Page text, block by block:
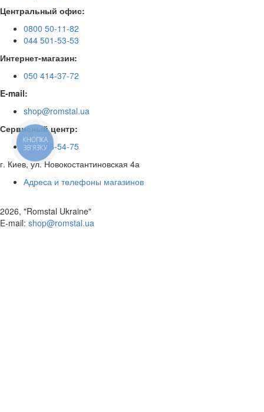
Центральный офис:
0800 50-11-82
044 501-53-53
Интернет-магазин:
050 414-37-72
E-mail:
shop@romstal.ua
Сервисный центр:
050 468-54-75
г. Киев, ул. Новокостантиновская 4а
Адреса и телефоны магазинов
2026, "Romstal Ukraine"
​E-mail: shop@romstal.ua
КНОПКА
ЗВ'ЯЗКУ